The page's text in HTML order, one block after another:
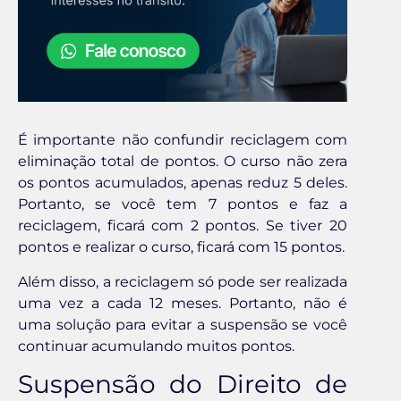
É importante não confundir reciclagem com
eliminação total de pontos. O curso não zera
os pontos acumulados, apenas reduz 5 deles.
Portanto, se você tem 7 pontos e faz a
reciclagem, ficará com 2 pontos. Se tiver 20
pontos e realizar o curso, ficará com 15 pontos.
Além disso, a reciclagem só pode ser realizada
uma vez a cada 12 meses. Portanto, não é
uma solução para evitar a suspensão se você
continuar acumulando muitos pontos.
Suspensão do Direito de